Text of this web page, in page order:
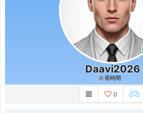
Daavi2026
長時間
0